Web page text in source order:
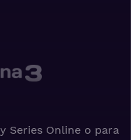
Series Online o para